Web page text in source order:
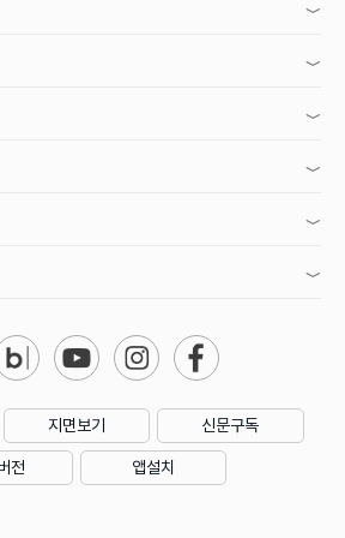
지면보기 신문구독
전 앱설치